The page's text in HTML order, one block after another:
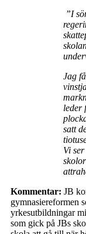
”I
Jag
leder
satt
Vi
Kommentar: JB
gymnasiereformen
yrkesutbildningar
som gick på JBs